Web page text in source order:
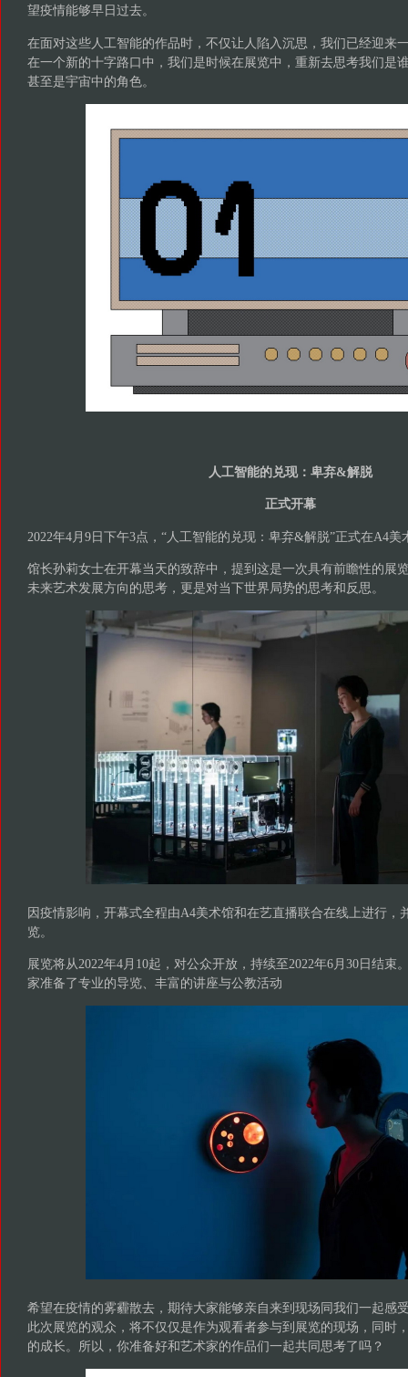
望疫情能够早日过去。
在面对这些人工智能的作品时，不仅让人陷入沉思，我们已经迎来
在一个新的十字路口中，我们是时候在展览中，重新去思考我们是
甚至是宇宙中的角色。
人工智能的兑现：卑弃&解脱
正式开幕
2022年4月9日下午3点，“人工智能的兑现：卑弃&解脱”正式在A4美
馆长孙莉女士在开幕当天的致辞中，提到这是一次具有前瞻性的展
未来艺术发展方向的思考，更是对当下世界局势的思考和反思。
因疫情影响，开幕式全程由A4美术馆和在艺直播联合在线上进行，
览。
展览将从2022年4月10起，对公众开放，持续至2022年6月30日结束
家准备了专业的导览、丰富的讲座与公教活动
希望在疫情的雾霾散去，期待大家能够亲自来到现场同我们一起感
此次展览的观众，将不仅仅是作为观看者参与到展览的现场，同时
的成长。所以，你准备好和艺术家的作品们一起共同思考了吗？